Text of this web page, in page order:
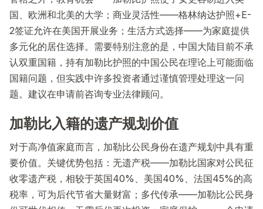
国、欧洲和北美的大学；商业灵活性——格林纳达护照+E-
2签证允许在美国开展业务；生活方式选择——为家庭提供
多元化的居住选择。需要特别注意的是，中国大陆目前不承
认双重国籍，持有加勒比护照的中国公民在理论上可能面临
国籍问题，但实践中许多投资者通过谨慎管理处理这一问
题。建议在申请前咨询专业法律顾问。
加勒比入籍的遗产规划价值
对于高净值家庭而言，加勒比公民身份在遗产规划中具有重
要价值。关键优势包括：无遗产税——加勒比国家对公民征
收零遗产税，相较于英国40%、美国40%、法国45%的高
税率，可为后代节省大量财富；多代传承——加勒比公民身